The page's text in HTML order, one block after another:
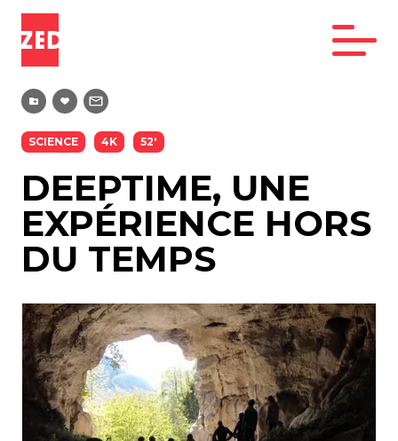
SCIENCE 4K 52'
DEEPTIME, UNE
EXPÉRIENCE HORS
DU TEMPS